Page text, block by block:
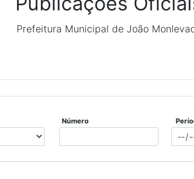
Prefeitura Municipal de João
Número